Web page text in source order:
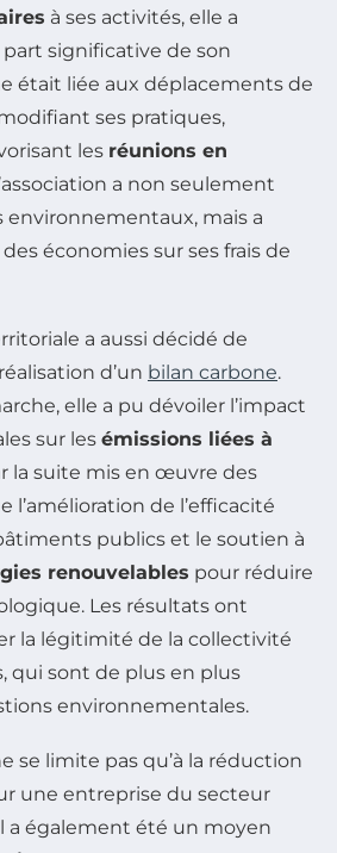
à ses activités, elle a
significative de son
était liée aux déplacements de
ses pratiques,
les réunions en
a non seulement
environnementaux, mais a
économies sur ses frais de
a aussi décidé de
d’un bilan carbone.
elle a pu dévoiler l’impact
sur les émissions liées à
la suite mis en œuvre des
l’amélioration de l’efficacité
publics et le soutien à
renouvelables pour réduire
Les résultats ont
la légitimité de la collectivité
qui sont de plus en plus
environnementales.
se limite pas qu’à la réduction
une entreprise du secteur
a également été un moyen